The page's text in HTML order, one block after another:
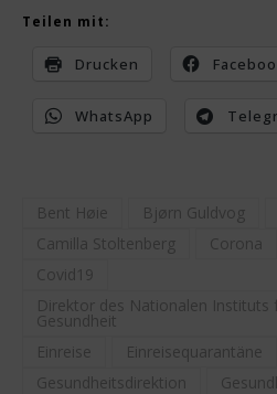
Teilen mit:
Drucken
WhatsApp
Bent Høie Bjørn Guldvog
Camilla Stoltenberg
Corona
Covid19
Direktor des Nationalen Instituts
Gesundheit
Einreise
Einreisequarantäne
Gesundheitsdirektion